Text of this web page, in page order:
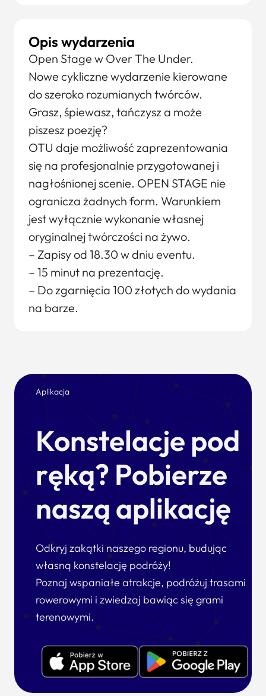
Opis wydarzenia
Open Stage w Over The Under.
Nowe cykliczne wydarzenie kierowane
do szeroko rozumianych twórców.
Grasz, śpiewasz, tańczysz a może
piszesz poezję?
OTU daje możliwość zaprezentowania
się na profesjonalnie przygotowanej i
nagłośnionej scenie. OPEN STAGE nie
ogranicza żadnych form. Warunkiem
jest wyłącznie wykonanie własnej
oryginalnej twórczości na żywo.
– Zapisy od 18.30 w dniu eventu.
– 15 minut na prezentację.
– Do zgarnięcia 100 złotych do wydania
na barze.
Aplikacja
Konstelacje pod
ręką? Pobierze
naszą aplikację
Odkryj zakątki naszego regionu, budując
własną konstelację podróży!
Poznaj wspaniałe atrakcje, podróżuj trasami
rowerowymi i zwiedzaj bawiąc się grami
terenowymi.